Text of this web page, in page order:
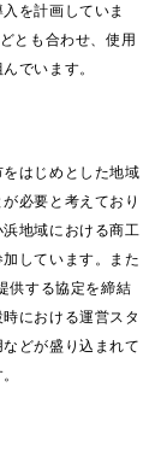
trending_flat
trending_flat
trending_flat
trending_flat
を計画していま
とも合わせ、使用
でいます。
はじめとした地域
必要と考えており
地域における商工
しています。また
供する協定を締結
における運営スタ
どが盛り込まれて